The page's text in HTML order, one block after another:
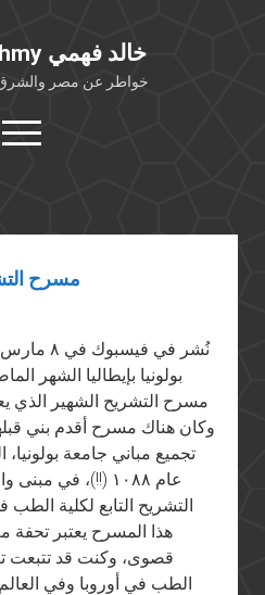
Khaled Fahmy خالد فهمي
خواطر عن مصر والشرق
open
menu
كتابات
بوستات من
مقابلات في
مسرح
بولونيا بإيطاليا الشهر
وكان هناك مسرح أقدم بني
تجميع مباني جامعة بولونيا،
عام ١٠٨٨ (!!)، في
التشريح التابع لكلية الطب
هذا المسرح يعتبر تحفة
قصوى، وكنت قد تتبعت
الطب في أوروبا وفي